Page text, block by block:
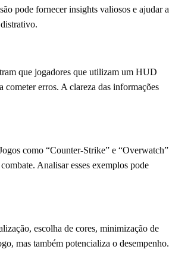
pode fornecer insights valiosos e ajudar a
que jogadores que utilizam um HUD
cometer erros. A clareza das informações
como “Counter-Strike” e “Overwatch”
Analisar esses exemplos pode
escolha de cores, minimização de
mas também potencializa o desempenho.